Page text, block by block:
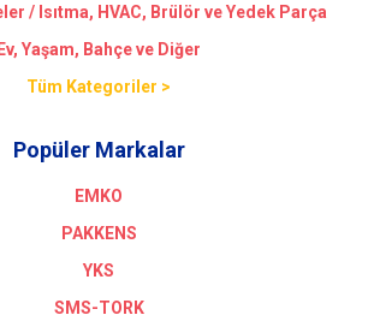
/ Isıtma, HVAC, Brülör ve Yedek Parça
Ev, Yaşam, Bahçe ve Diğer
Tüm Kategoriler >
Popüler Markalar
EMKO
PAKKENS
YKS
SMS-TORK